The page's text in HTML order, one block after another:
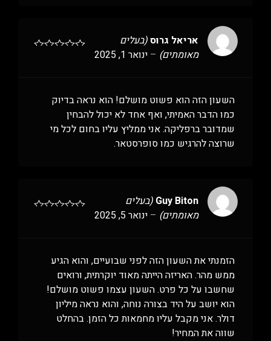
אריאל גרוס(בעלים
מאומתים) – ינואר 1, 2025
השעון הזה הוא פשוט מושלם! הוא נראה בדיוק
כמו הדבר האמיתי, ואף אחד לא יכול להבחין
שמדובר ברפליקה. אני ממליץ עליו בחום לכל מי
שרוצה להרגיש כמו סופרסטאר.
Guy Biton (בעלים
מאומתים) – ינואר 5, 2025
הזמנתי את השעון הזה לפני שבועיים, והוא הגיע
ממש מהר. האריזה הייתה מאוד יוקרתית, ורואים
שחשבו על כל פרט. השעון עצמו פשוט מושלם!
הוא יושב על היד בצורה נוחה, והוא נראה מיליון
דולר. אני מקבל עליו מחמאות כל הזמן. בהחלט
שווה את המחיר!